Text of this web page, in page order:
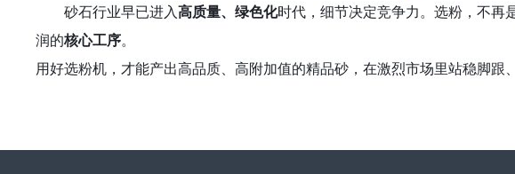
砂石行业早已进入高质量、绿色化时代，细节决定竞争力。选粉，不再
润的核心工序。
用好选粉机，才能产出高品质、高附加值的精品砂，在激烈市场里站稳脚跟